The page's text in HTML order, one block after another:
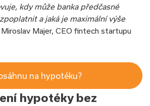
kdy může banka předčasné
a jaká je maximální výše
Majer, CEO fintech startupu
na hypotéku?
hypotéky bez